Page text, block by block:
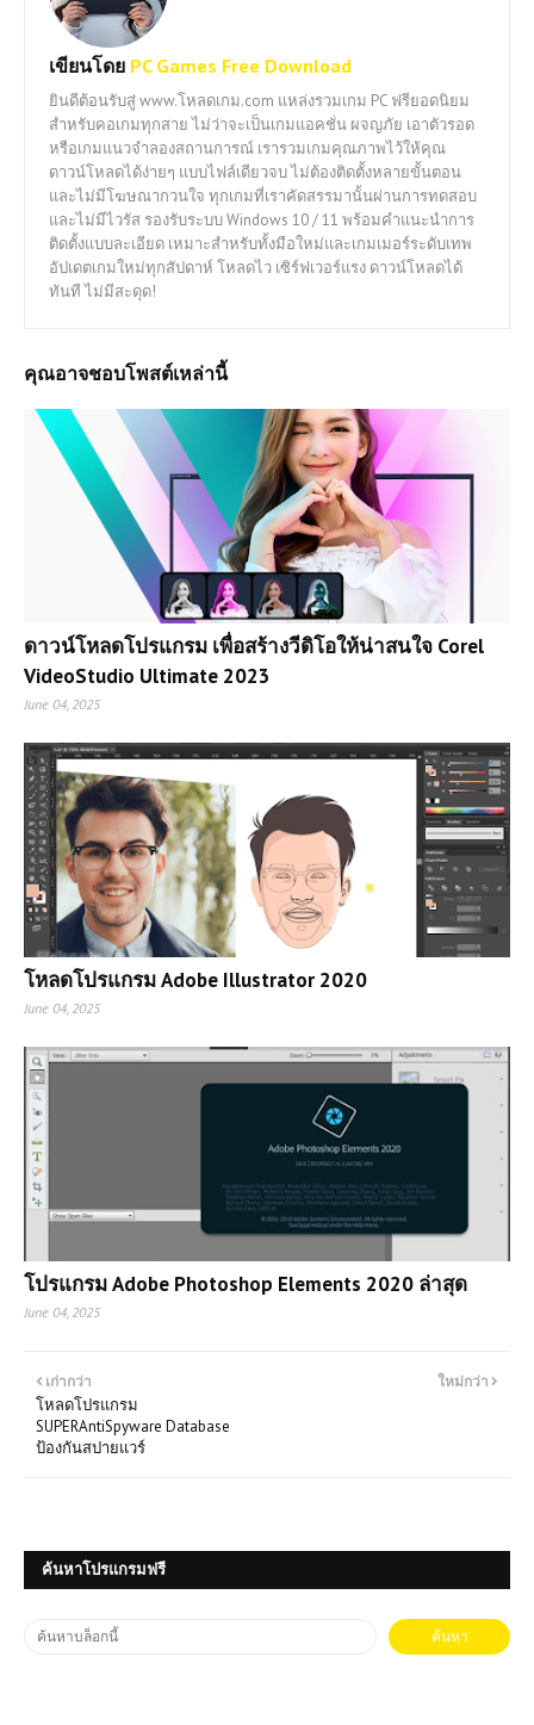
เขียนโดย PC Games Free Download
ยินดีต้อนรับสู่ www.โหลดเกม.com แหล่งรวมเกม PC ฟรียอดนิยม
สำหรับคอเกมทุกสาย ไม่ว่าจะเป็นเกมแอคชั่น ผจญภัย เอาตัวรอด
หรือเกมแนวจำลองสถานการณ์ เรารวมเกมคุณภาพไว้ให้คุณ
ดาวน์โหลดได้ง่ายๆ แบบไฟล์เดียวจบ ไม่ต้องติดตั้งหลายขั้นตอน
และไม่มีโฆษณากวนใจ ทุกเกมที่เราคัดสรรมานั้นผ่านการทดสอบ
และไม่มีไวรัส รองรับระบบ Windows 10 / 11 พร้อมคำแนะนำการ
ติดตั้งแบบละเอียด เหมาะสำหรับทั้งมือใหม่และเกมเมอร์ระดับเทพ
อัปเดตเกมใหม่ทุกสัปดาห์ โหลดไว เซิร์ฟเวอร์แรง ดาวน์โหลดได้
ทันที ไม่มีสะดุด!
คุณอาจชอบโพสต์เหล่านี้
ดาวน์โหลดโปรแกรม เพื่อสร้างวีดิโอให้น่าสนใจ Corel
VideoStudio Ultimate 2023
June 04, 2025
โหลดโปรแกรม Adobe Illustrator 2020
June 04, 2025
โปรแกรม Adobe Photoshop Elements 2020 ล่าสุด
June 04, 2025
ใหม่กว่า
เก่ากว่า
โหลดโปรแกรม
SUPERAntiSpyware Database
ป้องกันสปายแวร์
ค้นหาโปรแกรมฟรี